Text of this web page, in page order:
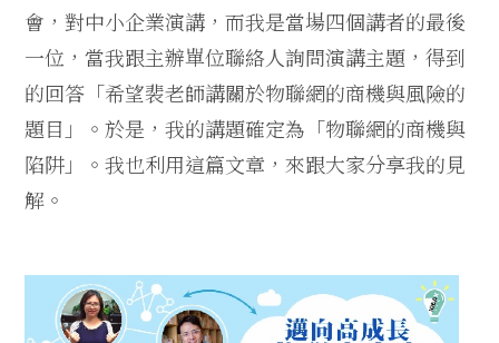
會，對中小企業演講，而我是當場四個講者的最後
一位，當我跟主辦單位聯絡人詢問演講主題，得到
的回答「希望裴老師講關於物聯網的商機與風險的
題目」。於是，我的講題確定為「物聯網的商機與
陷阱」。我也利用這篇文章，來跟大家分享我的見
解。